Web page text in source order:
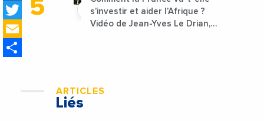
Twitter
s’investir et aider l’Afrique ?
Vidéo de Jean-Yves Le Drian,
ARTICLES
Liés